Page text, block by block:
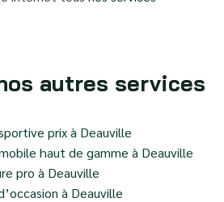
autres services
prix à Deauville
haut de gamme à Deauville
pro à Deauville
à Deauville